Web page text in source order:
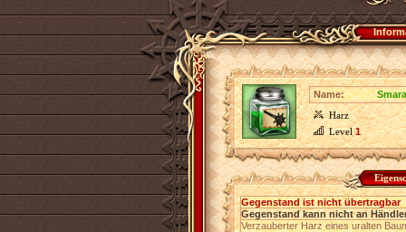
Name:
Harz
Level1
Gegenstand ist nicht übertragbar
Gegenstand kann nicht an
Verzauberter Harz eines uralten